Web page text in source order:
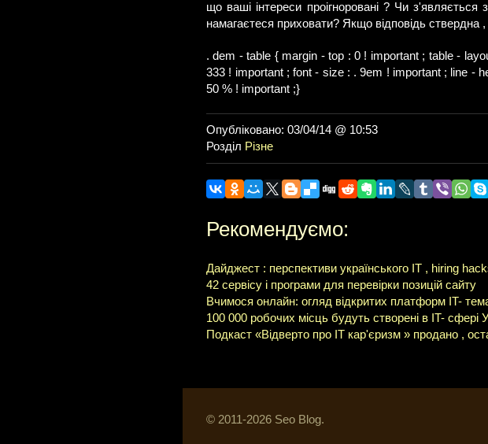
що ваші інтереси проігноровані ? Чи
намагаєтеся приховати? Якщо відповідь ствердна
. dem - table { margin - top : 0 ! important ; table -
333 ! important ; font - size : . 9em ! important ; line -
50 % ! important ;}
Опубліковано: 03/04/14 @ 10:53
Розділ Різне
Рекомендуємо:
Дайджест : перспективи українського ІТ , hiring
42 сервісу і програми для перевірки позицій сайту
Вчимося онлайн: огляд відкритих платформ IT-
100 000 робочих місць будуть створені в IT- сфері
Подкаст «Відверто про IT кар'єризм » продано ,
© 2011-2026 Seo Blog.